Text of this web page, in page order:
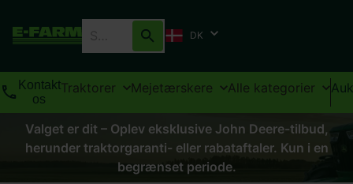
DK
Kontakt
os
Traktorer Mejetærskere Alle kategorier
Valget er dit – Oplev eksklusive John Deere-tilbud,
herunder traktorgaranti- eller rabataftaler. Kun i en
begrænset periode.